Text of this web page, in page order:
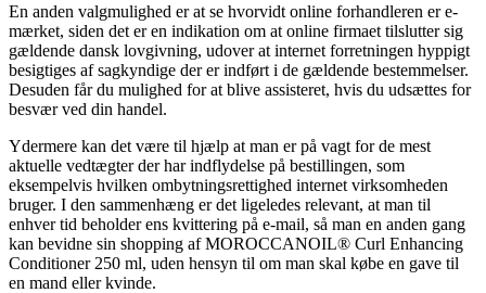
En anden valgmulighed er at se hvorvidt online forhandleren er e-
mærket, siden det er en indikation om at online firmaet tilslutter sig
gældende dansk lovgivning, udover at internet forretningen hyppigt
besigtiges af sagkyndige der er indført i de gældende bestemmelser.
Desuden får du mulighed for at blive assisteret, hvis du udsættes for
besvær ved din handel.
Ydermere kan det være til hjælp at man er på vagt for de mest
aktuelle vedtægter der har indflydelse på bestillingen, som
eksempelvis hvilken ombytningsrettighed internet virksomheden
bruger. I den sammenhæng er det ligeledes relevant, at man til
enhver tid beholder ens kvittering på e-mail, så man en anden gang
kan bevidne sin shopping af MOROCCANOIL® Curl Enhancing
Conditioner 250 ml, uden hensyn til om man skal købe en gave til
en mand eller kvinde.